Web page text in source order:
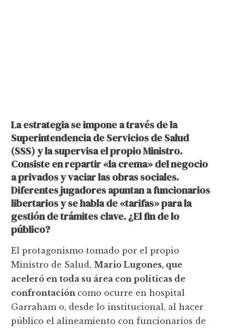
La estrategia se impone a través de la
Superintendencia de Servicios de Salud
(SSS) y la supervisa el propio Ministro.
Consiste en repartir «la crema» del negocio
a privados y vaciar las obras sociales.
Diferentes jugadores apuntan a funcionarios
libertarios y se habla de «tarifas» para la
gestión de trámites clave. ¿El fin de lo
público?
El protagonismo tomado por el propio
Ministro de Salud, Mario Lugones, que
aceleró en toda su área con políticas de
confrontación como ocurre en hospital
Garraham o, desde lo institucional, al hacer
público el alineamiento con funcionarios de